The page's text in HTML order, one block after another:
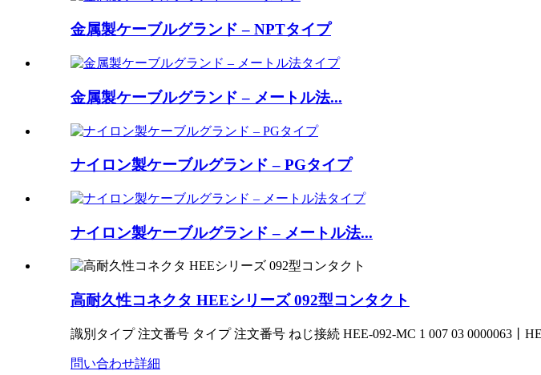
金属製ケーブルグランド – NPTタイプ
金属製ケーブルグランド – メートル法...
ナイロン製ケーブルグランド – PGタイプ
ナイロン製ケーブルグランド – メートル法...
高耐久性コネクタ HEEシリーズ 092型コンタクト
識別タイプ 注文番号 タイプ 注文番号 ねじ接続 HEE-092-MC 1 007 03 0000063丨
問い合わせ詳細